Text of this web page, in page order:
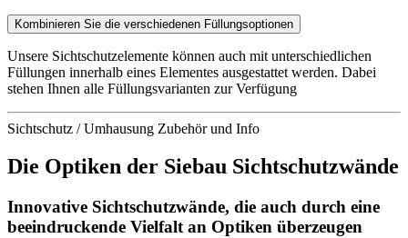
Kombinieren Sie die verschiedenen Füllungsoptionen
Unsere Sichtschutzelemente können auch mit unterschiedlichen
Füllungen innerhalb eines Elementes ausgestattet werden. Dabei
stehen Ihnen alle Füllungsvarianten zur Verfügung
Sichtschutz / Umhausung Zubehör und Info
Die Optiken der Siebau Sichtschutzwände
Innovative Sichtschutzwände, die auch durch eine
beeindruckende Vielfalt an Optiken überzeugen